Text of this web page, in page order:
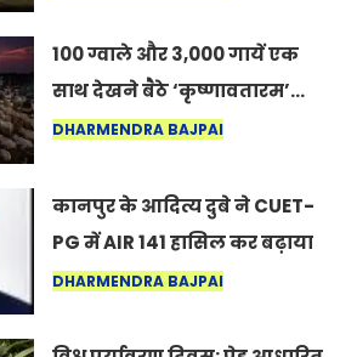
100 ग्वाले और 3,000 गायें एक
साथ देखने बैठे ‘कृष्णावतारम’…
नागपुर में दिखा ऐसा नज़ारा कि
कर सकते हैं”
DHARMENDRA BAJPAI
कानपुर के आदित्य दुबे ने CUET-
PG में AIR 141 हासिल कर बढ़ाया
शहर का मान
DHARMENDRA BAJPAI